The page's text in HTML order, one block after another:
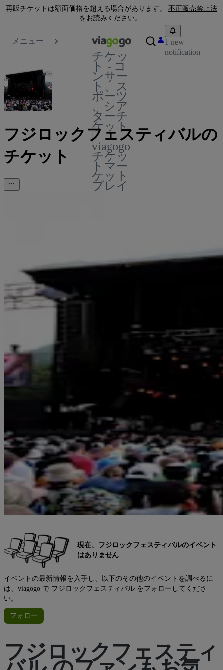
再販チケットは額面価格を超える場合があります。 不正販売禁止法
をお読みください。
メニュー
チケッ
ト - コ
ンサー
ト、ス
ポーツ
、シア
ターチ
ケット
|
viagogo
チケッ
トマー
ケット
プレイ
1 new
notification
フジロックフェスティバルの
チケット
現在、フジロックフェスティバルのイベント
はありません
イベントの最新情報を入手し、以下のその他のイベントを調べるに
は、viagogo で フジロックフェスティバル をフォローしてくださ
い。
フォロー
フジロックフェスティ